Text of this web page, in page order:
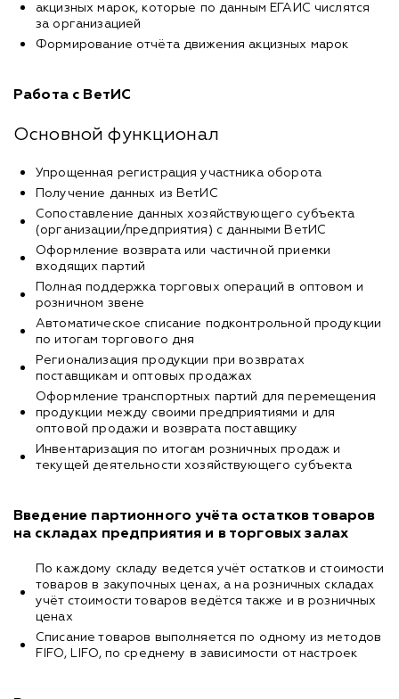
акцизных марок, которые по данным ЕГАИС числятся
за организацией
Формирование отчёта движения акцизных марок
Работа с ВетИС
Основной функционал
Упрощенная регистрация участника оборота
Получение данных из ВетИС
Сопоставление данных хозяйствующего субъекта
(организации/предприятия) с данными ВетИС
Оформление возврата или частичной приемки
входящих партий
Полная поддержка торговых операций в оптовом и
розничном звене
Автоматическое списание подконтрольной продукции
по итогам торгового дня
Регионализация продукции при возвратах
поставщикам и оптовых продажах
Оформление транспортных партий для перемещения
продукции между своими предприятиями и для
оптовой продажи и возврата поставщику
Инвентаризация по итогам розничных продаж и
текущей деятельности хозяйствующего субъекта
Введение партионного учёта остатков товаров
на складах предприятия и в торговых залах
По каждому складу ведется учёт остатков и стоимости
товаров в закупочных ценах, а на розничных складах
учёт стоимости товаров ведётся также и в розничных
ценах
Списание товаров выполняется по одному из методов
FIFO, LIFO, по среднему в зависимости от настроек